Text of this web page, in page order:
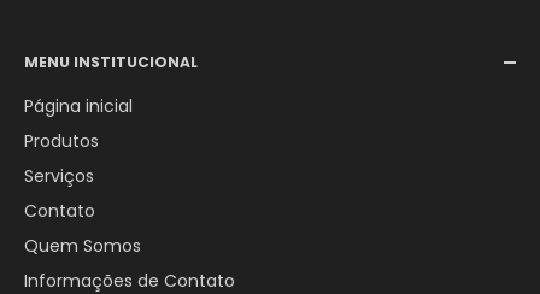
WhatsApp:+55 (12) 98246-4555
MENU INSTITUCIONAL
Página inicial
Produtos
Serviços
Contato
Quem Somos
Informações de Contato